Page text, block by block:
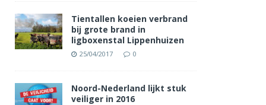
Tientallen koeien verbrand
bij grote brand in
ligboxenstal Lippenhuizen
25/04/2017 0
Noord-Nederland lijkt stuk
veiliger in 2016